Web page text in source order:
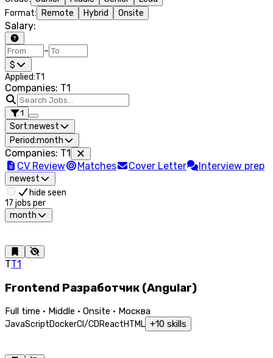
Format: Remote Hybrid Onsite
Salary:
–
$
Applied:Т1
Companies: Т1
1
Sort:newest
Period:month
Companies: Т1
CV Review
Matches Cover Letter Interview prep
newest
hide seen
17 jobs per
month
ТТ1
Frontend Разработчик (Angular)
Full time · Middle · Onsite · Москва
JavaScriptDockerCI/CDReactHTML +10 skills